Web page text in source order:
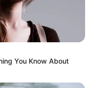
besar, sehingga
dibanding olahraga
yaitu:
You Know About